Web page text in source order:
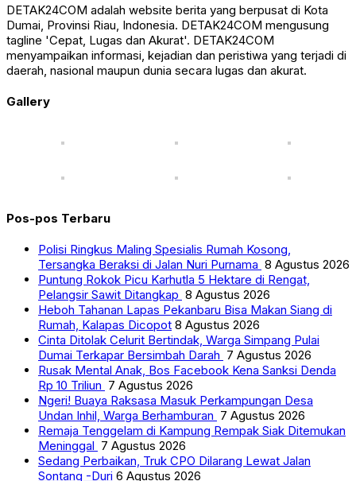
DETAK24COM adalah website berita yang berpusat di Kota
Dumai, Provinsi Riau, Indonesia. DETAK24COM mengusung
tagline 'Cepat, Lugas dan Akurat'. DETAK24COM
menyampaikan informasi, kejadian dan peristiwa yang terjadi di
daerah, nasional maupun dunia secara lugas dan akurat.
Gallery
Pos-pos Terbaru
Polisi Ringkus Maling Spesialis Rumah Kosong,
Tersangka Beraksi di Jalan Nuri Purnama 8 Agustus 2026
Puntung Rokok Picu Karhutla 5 Hektare di Rengat,
Pelangsir Sawit Ditangkap 8 Agustus 2026
Heboh Tahanan Lapas Pekanbaru Bisa Makan Siang di
Rumah, Kalapas Dicopot 8 Agustus 2026
Cinta Ditolak Celurit Bertindak, Warga Simpang Pulai
Dumai Terkapar Bersimbah Darah 7 Agustus 2026
Rusak Mental Anak, Bos Facebook Kena Sanksi Denda
Rp 10 Triliun 7 Agustus 2026
Ngeri! Buaya Raksasa Masuk Perkampungan Desa
Undan Inhil, Warga Berhamburan 7 Agustus 2026
Remaja Tenggelam di Kampung Rempak Siak Ditemukan
Meninggal 7 Agustus 2026
Sedang Perbaikan, Truk CPO Dilarang Lewat Jalan
Sontang -Duri 6 Agustus 2026